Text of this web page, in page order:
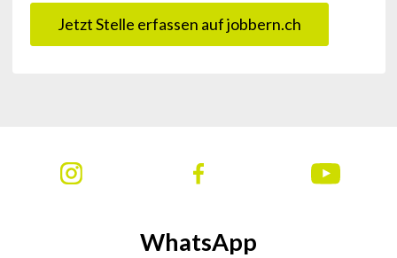
Jetzt Stelle erfassen auf jobbern.ch
WhatsApp